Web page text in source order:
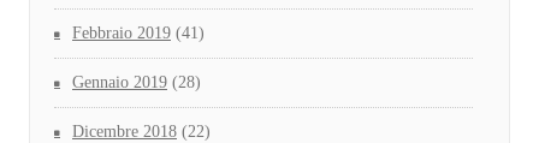
Febbraio 2019 (41)
Gennaio 2019 (28)
Dicembre 2018 (22)